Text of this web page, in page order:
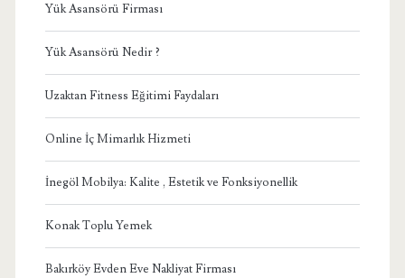
Yük Asansörü Firması
Yük Asansörü Nedir ?
Uzaktan Fitness Eğitimi Faydaları
Online İç Mimarlık Hizmeti
İnegöl Mobilya: Kalite , Estetik ve Fonksiyonellik
Konak Toplu Yemek
Bakırköy Evden Eve Nakliyat Firması